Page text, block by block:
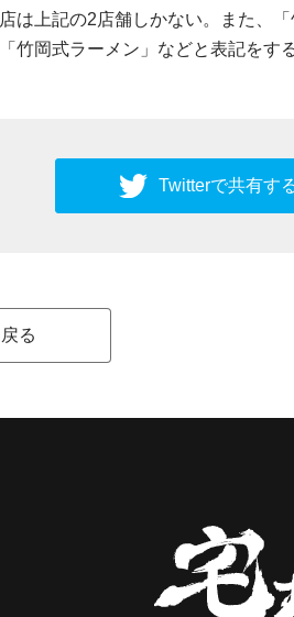
は上記の2店舗しかない。また、
岡式ラーメン」などと表記をす
Twitterで共有す
る